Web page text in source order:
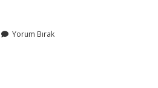
Yorum Bırak